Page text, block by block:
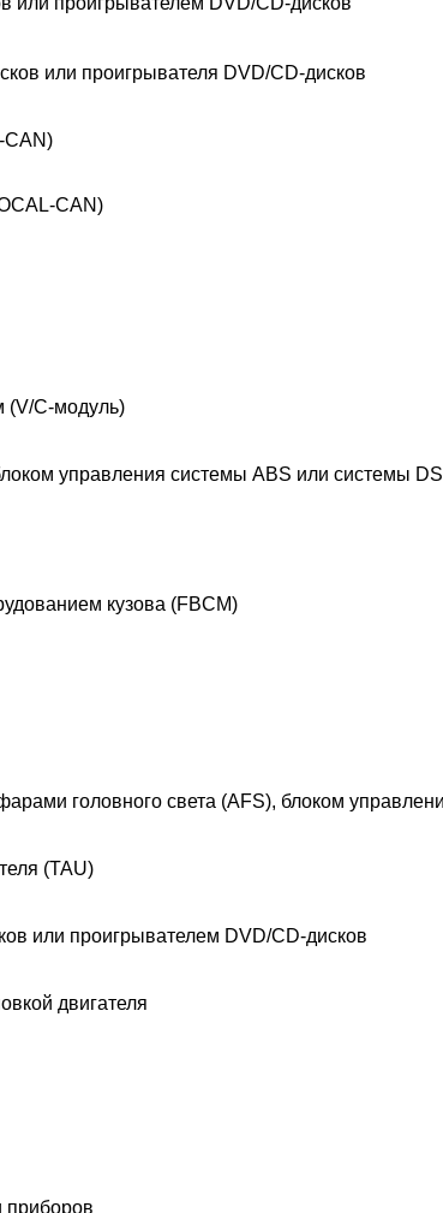
или проигрывателя DVD/CD-дисков
CAN)
CAN)
(V/C-модуль)
управления системы ABS или системы
кузова (FBCM)
головного света (AFS), блоком
(TAU)
или проигрывателем DVD/CD-дисков
двигателя
приборов